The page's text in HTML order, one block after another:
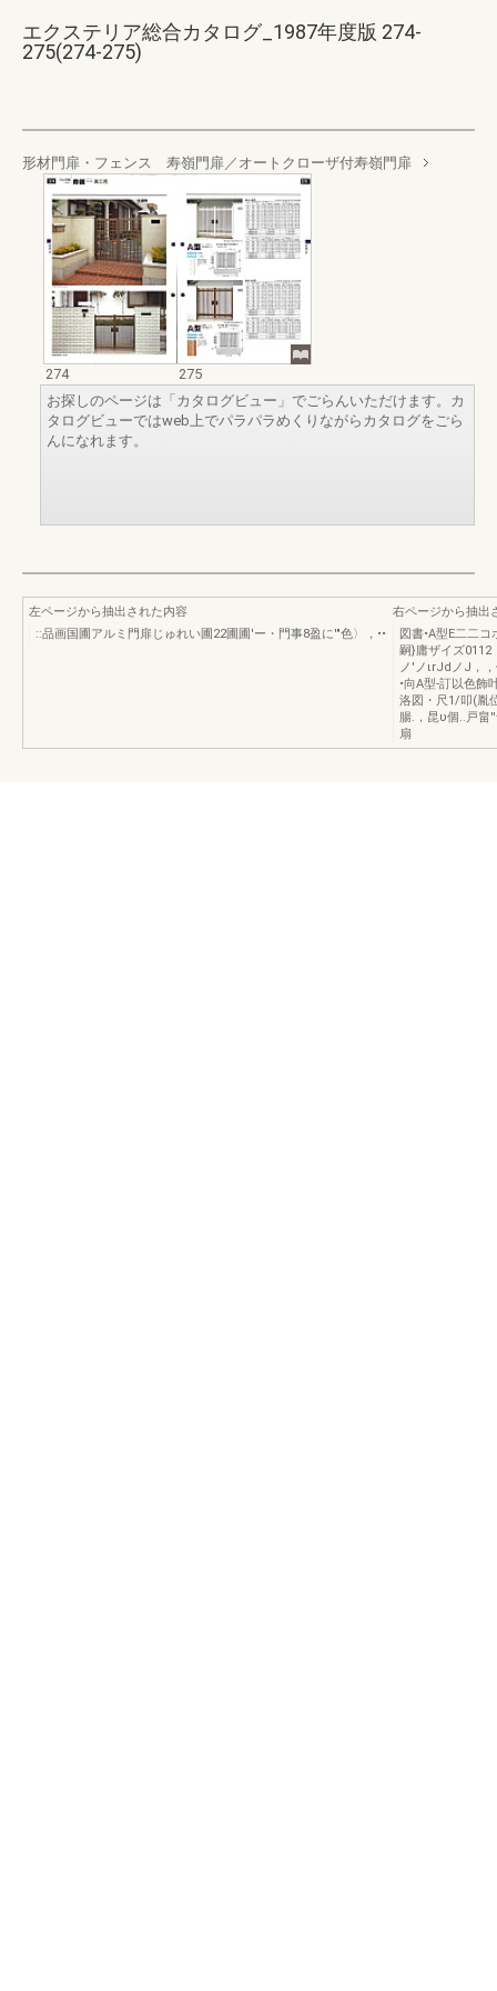
エクステリア総合カタログ_1987年度版 274-
275(274-275)
形材門扉・フェンス 寿嶺門扉／オートクローザ付寿嶺門扉
274
275
お探しのページは「カタログビュー」でごらんいただけます。カ
タログビューではweb上でパラパラめくりながらカタログをごら
んになれます。
左ページから抽出された内容
::品画国圃アルミ門扉じゅれい圃22圃圃'ー・門事8盈に'"色〉，••
右ページから抽出
図書•A型E二二
嗣}庸ザイズ0112
ノ'ノιrJdノJ，
•向A型-訂以色飾
洛図・尺1/叩(胤
腸.，昆υ個..戸畠
扇